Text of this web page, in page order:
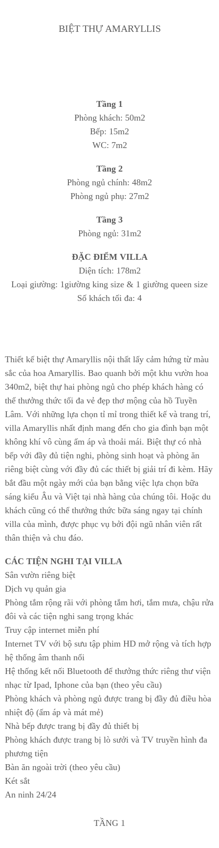
BIỆT THỰ AMARYLLIS
Tầng 1
Phòng khách: 50m2
Bếp: 15m2
WC: 7m2
Tầng 2
Phòng ngủ chính: 48m2
Phòng ngủ phụ: 27m2
Tầng 3
Phòng ngủ: 31m2
ĐẶC ĐIỂM VILLA
Diện tích: 178m2
Loại giường: 1giường king size & 1 giường queen size
Số khách tối đa: 4
Thiết kế biệt thự Amaryllis nội thất lấy cảm hứng từ màu
sắc của hoa Amaryllis. Bao quanh bởi một khu vườn hoa
340m2, biệt thự hai phòng ngủ cho phép khách hàng có
thể thưởng thức tối đa vẻ đẹp thơ mộng của hồ Tuyền
Lâm. Với những lựa chọn tỉ mỉ trong thiết kế và trang trí,
villa Amaryllis nhất định mang đến cho gia đình bạn một
không khí vô cùng ấm áp và thoải mái. Biệt thự có nhà
bếp với đầy đủ tiện nghi, phòng sinh hoạt và phòng ăn
riêng biệt cùng với đầy đủ các thiết bị giải trí đi kèm. Hãy
bắt đầu một ngày mới của bạn bằng việc lựa chọn bữa
sáng kiểu Âu và Việt tại nhà hàng của chúng tôi. Hoặc du
khách cũng có thể thưởng thức bữa sáng ngay tại chính
villa của mình, được phục vụ bởi đội ngũ nhân viên rất
thân thiện và chu đáo.
CÁC TIỆN NGHI TẠI VILLA
Sân vườn riêng biệt
Dịch vụ quản gia
Phòng tắm rộng rãi với phòng tắm hơi, tắm mưa, chậu rửa
đôi và các tiện nghi sang trọng khác
Truy cập internet miễn phí
Internet TV với bộ sưu tập phim HD mở rộng và tích hợp
hệ thống âm thanh nổi
Hệ thống kết nối Bluetooth để thưởng thức riêng thư viện
nhạc từ Ipad, Iphone của bạn (theo yêu cầu)
Phòng khách và phòng ngủ được trang bị đầy đủ điều hòa
nhiệt độ (ấm áp và mát mẻ)
Nhà bếp được trang bị đầy đủ thiết bị
Phòng khách được trang bị lò sưởi và TV truyền hình đa
phương tiện
Bàn ăn ngoài trời (theo yêu cầu)
Két sắt
An ninh 24/24
TẦNG 1